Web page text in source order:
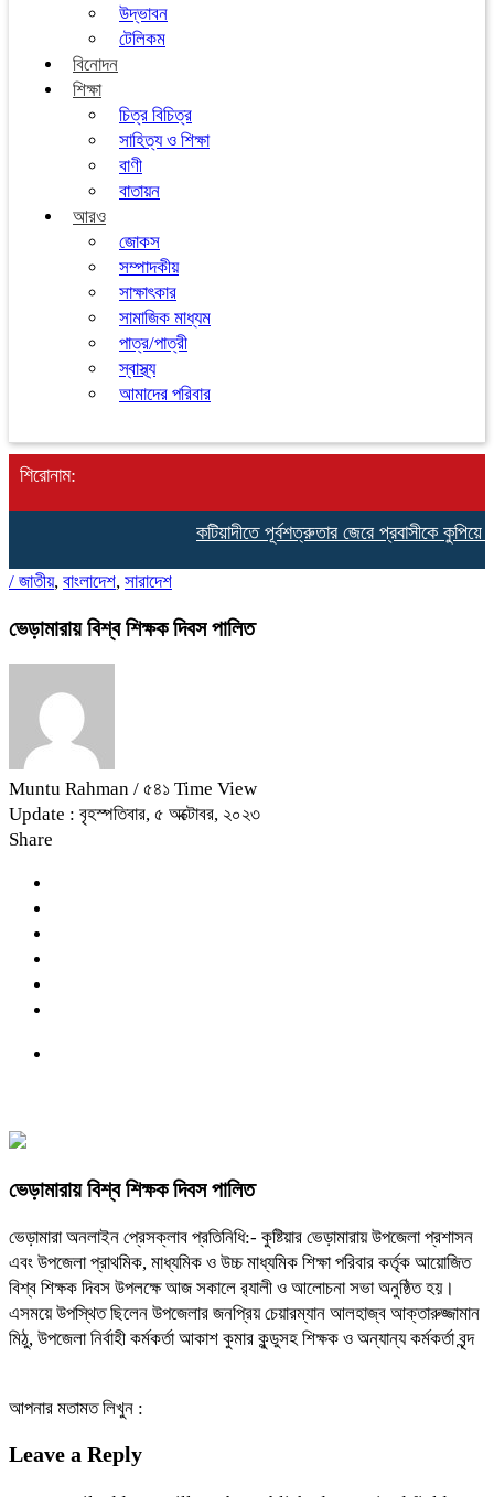
উদ্ভাবন
টেলিকম
বিনোদন
শিক্ষা
চিত্র বিচিত্র
সাহিত্য ও শিক্ষা
বাণী
বাতায়ন
আরও
জোকস
সম্পাদকীয়
সাক্ষাৎকার
সামাজিক মাধ্যম
পাত্র/পাত্রী
স্বাস্থ্য
আমাদের পরিবার
শিরোনাম:
কটিয়াদীতে পূর্বশত্রুতার জেরে প্রবাসীকে কুপিয়ে
/ জাতীয়, বাংলাদেশ, সারাদেশ
ভেড়ামারায় বিশ্ব শিক্ষক দিবস পালিত
Muntu Rahman / ৫৪১ Time View
Update : বৃহস্পতিবার, ৫ অক্টোবর, ২০২৩
Share
ভেড়ামারায় বিশ্ব শিক্ষক দিবস পালিত
ভেড়ামারা অনলাইন প্রেসক্লাব প্রতিনিধি:- কুষ্টিয়ার ভেড়ামারায় উপজেলা প্রশাসন
এবং উপজেলা প্রাথমিক, মাধ্যমিক ও উচ্চ মাধ্যমিক শিক্ষা পরিবার কর্তৃক আয়োজিত
বিশ্ব শিক্ষক দিবস উপলক্ষে আজ সকালে র‍্যালী ও আলোচনা সভা অনুষ্ঠিত হয়।
এসময়ে উপস্থিত ছিলেন উপজেলার জনপ্রিয় চেয়ারম্যান আলহাজ্ব আক্তারুজ্জামান
মিঠু, উপজেলা নির্বাহী কর্মকর্তা আকাশ কুমার কুন্ডুসহ শিক্ষক ও অন্যান্য কর্মকর্তা বৃন্দ
আপনার মতামত লিখুন :
Leave a Reply